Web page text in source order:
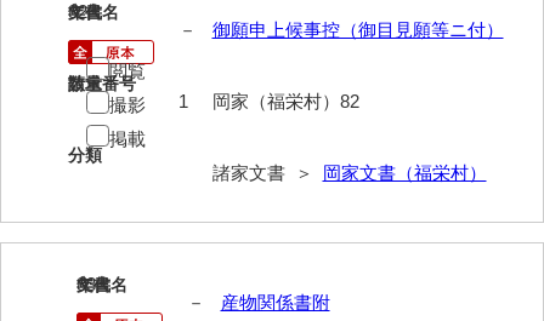
氏本家文書
宇多田家文書
内田家文書（豊中市）
内田伸採拓史料
82
文書名
御願申上候事控（御目見願等ニ付）
請求番号
岡家（福栄村）82
分類
諸家文書 ＞ 岡家文書（福栄村）
年代
－
数量
1
閲覧
撮影
掲載
83
文書名
産物関係書附
年代
－